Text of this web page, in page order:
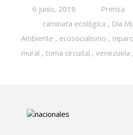
6 junio, 2018
Prensa
caminata ecológica , Día
Ambiente , ecosocialismo ,
mural , toma circuital , venezuela ,